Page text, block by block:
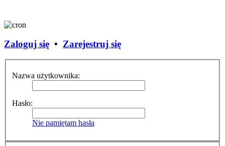
Zaloguj się • Zarejestruj się
Nazwa użytkownika:
Hasło:
Nie pamiętam hasła